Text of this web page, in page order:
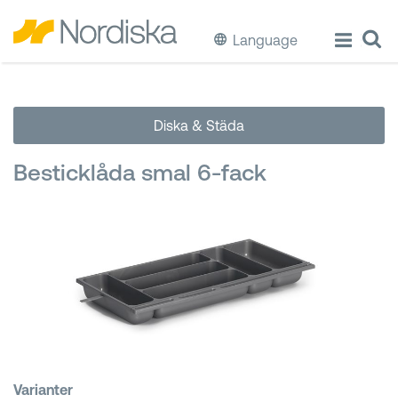
Language
Laga & Förvara mat
Äta & Dricka
Förvaring
Källsortering
Diska & Städa
Besticklåda smal 6-fack
Varianter